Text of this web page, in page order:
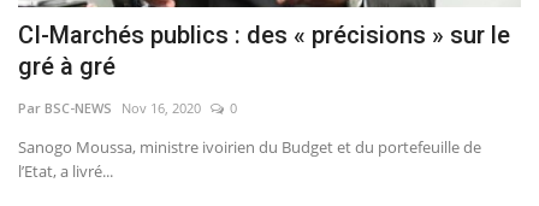
CI-Marchés publics : des « précisions » sur le
gré à gré
Par BSC-NEWS Nov 16, 2020 0
Sanogo Moussa, ministre ivoirien du Budget et du portefeuille de
l’Etat, a livré...